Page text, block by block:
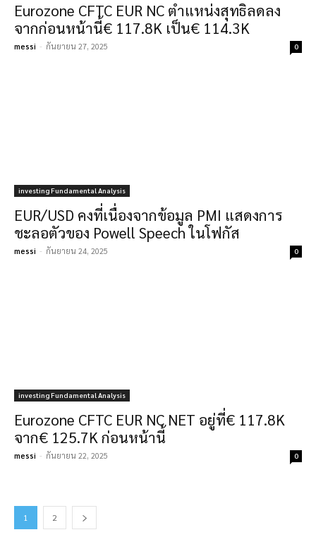
Eurozone CFTC EUR NC ตำแหน่งสุทธิลดลง
จากก่อนหน้านี้€ 117.8K เป็น€ 114.3K
messi - กันยายน 27, 2025 0
investing Fundamental Analysis
EUR/USD คงที่เนื่องจากข้อมูล PMI แสดงการ
ชะลอตัวของ Powell Speech ในโฟกัส
messi - กันยายน 24, 2025 0
investing Fundamental Analysis
Eurozone CFTC EUR NC NET อยู่ที่€ 117.8K
จาก€ 125.7K ก่อนหน้านี้
messi - กันยายน 22, 2025 0
1 2